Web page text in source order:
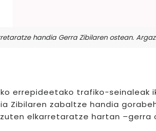
handia Gerra Zibilaren ostean.
errepideetako trafiko-seinaleak
Zibilaren zabaltze handia
elkarretaratze hartan –gerra